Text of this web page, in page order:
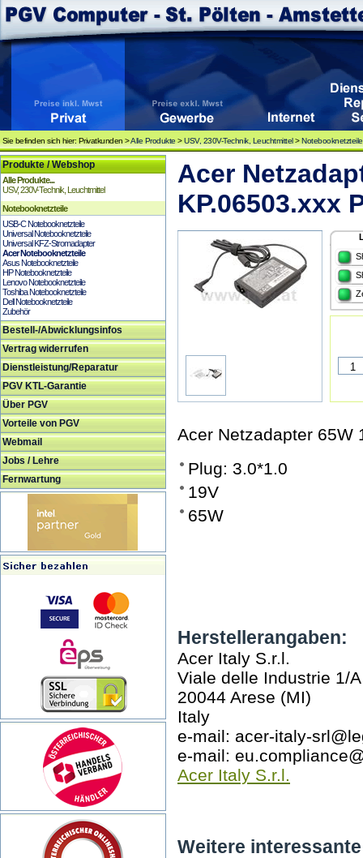
Sie befinden sich hier: Privatkunden >Alle Produkte >USV, 230V-Technik, Leuchtmittel>Notebooknetzteile
Produkte / Webshop
Alle Produkte...
USV, 230V-Technik, Leuchtmittel
Notebooknetzteile
USB-C Notebooknetzteile
Universal Notebooknetzteile
Universal KFZ-Stromadapter
Acer Notebooknetzteile
Asus Notebooknetzteile
HP Notebooknetzteile
Lenovo Notebooknetzteile
Toshiba Notebooknetzteile
Dell Notebooknetzteile
Zubehör
Bestell-/Abwicklungsinfos
Vertrag widerrufen
Dienstleistung/Reparatur
PGV KTL-Garantie
Über PGV
Vorteile von PGV
Webmail
Jobs / Lehre
Fernwartung
Acer
KP.06503.xxx
Acer Netzadapter 65W
Plug: 3.0*1.0
19V
65W
Herstellerangaben:
Acer Italy S.r.l.
Viale delle Industrie 1/A
20044 Arese (MI)
Italy
e-mail: acer-italy-
e-mail:
Acer Italy S.r.l.
Weitere